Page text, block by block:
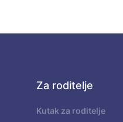
Za roditelje
Kutak za roditelje